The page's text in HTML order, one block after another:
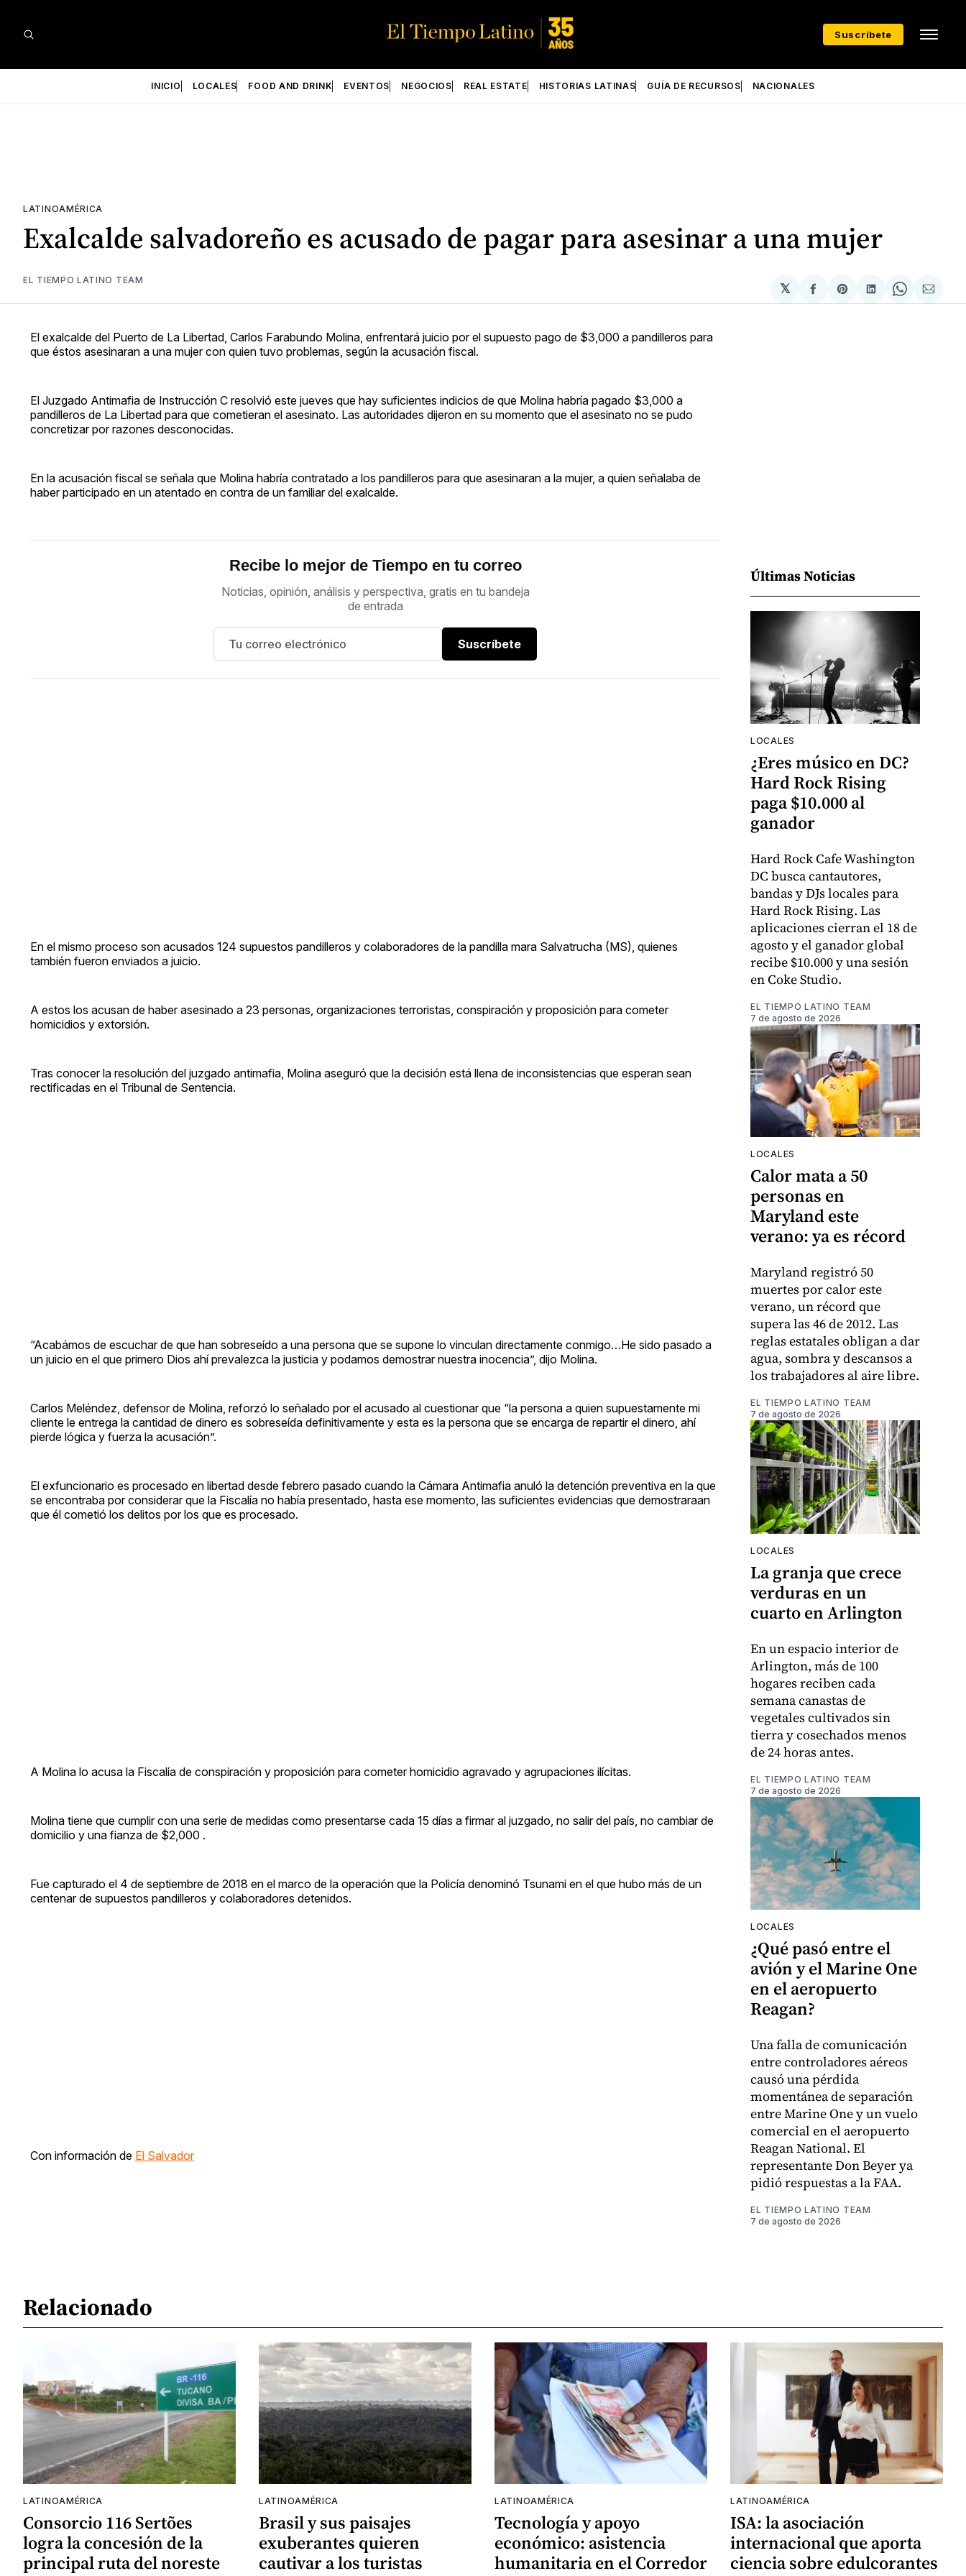
Suscríbete
INICIO LOCALES FOOD AND DRINK EVENTOS NEGOCIOS REAL ESTATE HISTORIAS LATINAS GUÍA DE RECURSOS NACIONALES
LATINOAMÉRICA
Exalcalde salvadoreño es acusado de pagar para asesinar a una mujer
EL TIEMPO LATINO TEAM
𝕏
Compartir
en
Share
on
Compartir
en
Share
on
via
El exalcalde del Puerto de La Libertad, Carlos Farabundo Molina, enfrentará juicio por el supuesto pago de $3,000 a pandilleros para
que éstos asesinaran a una mujer con quien tuvo problemas, según la acusación fiscal.
El Juzgado Antimafia de Instrucción C resolvió este jueves que hay suficientes indicios de que Molina habría pagado $3,000 a
pandilleros de La Libertad para que cometieran el asesinato. Las autoridades dijeron en su momento que el asesinato no se pudo
concretizar por razones desconocidas.
En la acusación fiscal se señala que Molina habría contratado a los pandilleros para que asesinaran a la mujer, a quien señalaba de
haber participado en un atentado en contra de un familiar del exalcalde.
Recibe lo mejor de Tiempo en tu correo
Noticias, opinión, análisis y perspectiva, gratis en tu bandeja
de entrada
Suscríbete
En el mismo proceso son acusados 124 supuestos pandilleros y colaboradores de la pandilla mara Salvatrucha (MS), quienes
también fueron enviados a juicio.
A estos los acusan de haber asesinado a 23 personas, organizaciones terroristas, conspiración y proposición para cometer
homicidios y extorsión.
Tras conocer la resolución del juzgado antimafia, Molina aseguró que la decisión está llena de inconsistencias que esperan sean
rectificadas en el Tribunal de Sentencia.
“Acabámos de escuchar de que han sobreseído a una persona que se supone lo vinculan directamente conmigo…He sido pasado a
un juicio en el que primero Dios ahí prevalezca la justicia y podamos demostrar nuestra inocencia”, dijo Molina.
Carlos Meléndez, defensor de Molina, reforzó lo señalado por el acusado al cuestionar que “la persona a quien supuestamente mi
cliente le entrega la cantidad de dinero es sobreseída definitivamente y esta es la persona que se encarga de repartir el dinero, ahí
pierde lógica y fuerza la acusación”.
El exfuncionario es procesado en libertad desde febrero pasado cuando la Cámara Antimafia anuló la detención preventiva en la que
se encontraba por considerar que la Fiscalía no había presentado, hasta ese momento, las suficientes evidencias que demostraraan
que él cometió los delitos por los que es procesado.
A Molina lo acusa la Fiscalía de conspiración y proposición para cometer homicidio agravado y agrupaciones ilícitas.
Molina tiene que cumplir con una serie de medidas como presentarse cada 15 días a firmar al juzgado, no salir del país, no cambiar de
domicilio y una fianza de $2,000 .
Fue capturado el 4 de septiembre de 2018 en el marco de la operación que la Policía denominó Tsunami en el que hubo más de un
centenar de supuestos pandilleros y colaboradores detenidos.
Con información de El Salvador
Últimas Noticias
LOCALES
¿Eres músico en DC?
Hard Rock Rising
paga $10.000 al
ganador
Hard Rock Cafe Washington
DC busca cantautores,
bandas y DJs locales para
Hard Rock Rising. Las
aplicaciones cierran el 18 de
agosto y el ganador global
recibe $10.000 y una sesión
en Coke Studio.
EL TIEMPO LATINO TEAM
7 de agosto de 2026
LOCALES
Calor mata a 50
personas en
Maryland este
verano: ya es récord
Maryland registró 50
muertes por calor este
verano, un récord que
supera las 46 de 2012. Las
reglas estatales obligan a dar
agua, sombra y descansos a
los trabajadores al aire libre.
EL TIEMPO LATINO TEAM
7 de agosto de 2026
LOCALES
La granja que crece
verduras en un
cuarto en Arlington
En un espacio interior de
Arlington, más de 100
hogares reciben cada
semana canastas de
vegetales cultivados sin
tierra y cosechados menos
de 24 horas antes.
EL TIEMPO LATINO TEAM
7 de agosto de 2026
LOCALES
¿Qué pasó entre el
avión y el Marine One
en el aeropuerto
Reagan?
Una falla de comunicación
entre controladores aéreos
causó una pérdida
momentánea de separación
entre Marine One y un vuelo
comercial en el aeropuerto
Reagan National. El
representante Don Beyer ya
pidió respuestas a la FAA.
EL TIEMPO LATINO TEAM
7 de agosto de 2026
Relacionado
LATINOAMÉRICA
Consorcio 116 Sertões
logra la concesión de la
principal ruta del noreste
LATINOAMÉRICA
Brasil y sus paisajes
exuberantes quieren
cautivar a los turistas
LATINOAMÉRICA
Tecnología y apoyo
económico: asistencia
humanitaria en el Corredor
LATINOAMÉRICA
ISA: la asociación
internacional que aporta
ciencia sobre edulcorantes